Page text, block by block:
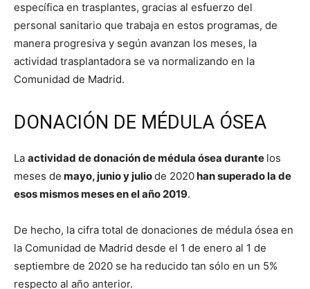
específica en trasplantes, gracias al esfuerzo del
personal sanitario que trabaja en estos programas, de
manera progresiva y según avanzan los meses, la
actividad trasplantadora se va normalizando en la
Comunidad de Madrid.
DONACIÓN DE MÉDULA ÓSEA
La actividad de donación de médula ósea durante los
meses de mayo, junio y juliode 2020han superado la de
esos mismos meses en el año 2019.
De hecho, la cifra total de donaciones de médula ósea en
la Comunidad de Madrid desde el 1 de enero al 1 de
septiembre de 2020 se ha reducido tan sólo en un 5%
respecto al año anterior.